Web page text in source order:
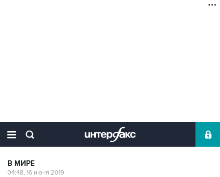
В МИРЕ
04:48, 16 июня 2019